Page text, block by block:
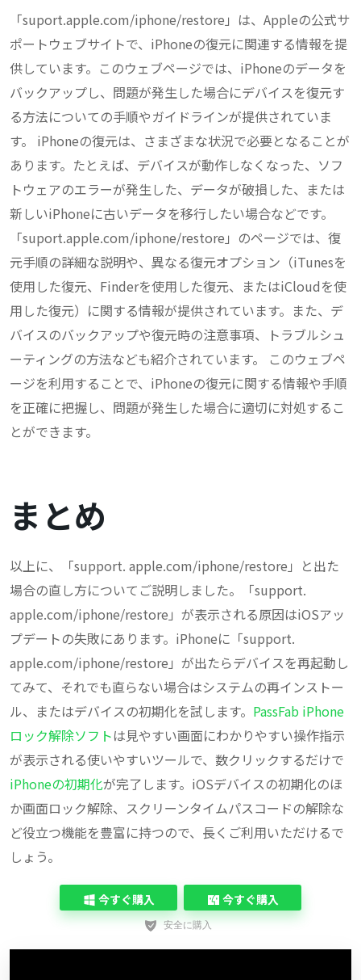
「suport.apple.com/iphone/restore」は、Appleの公式サ
ポートウェブサイトで、iPhoneの復元に関連する情報を提
供しています。このウェブページでは、iPhoneのデータを
バックアップし、問題が発生した場合にデバイスを復元す
る方法についての手順やガイドラインが提供されていま
す。 iPhoneの復元は、さまざまな状況で必要となることが
あります。たとえば、デバイスが動作しなくなった、ソフ
トウェアのエラーが発生した、データが破損した、または
新しいiPhoneに古いデータを移行したい場合などです。
「suport.apple.com/iphone/restore」のページでは、復
元手順の詳細な説明や、異なる復元オプション（iTunesを
使用した復元、Finderを使用した復元、またはiCloudを使
用した復元）に関する情報が提供されています。また、デ
バイスのバックアップや復元時の注意事項、トラブルシュ
ーティングの方法なども紹介されています。 このウェブペ
ージを利用することで、iPhoneの復元に関する情報や手順
を正確に把握し、問題が発生した場合に適切に対処するこ
とができます。
まとめ
以上に、「support. apple.com/iphone/restore」と出た
場合の直し方についてご説明しました。「support.
apple.com/iphone/restore」が表示される原因はiOSアッ
プデートの失敗にあります。iPhoneに「support.
apple.com/iphone/restore」が出たらデバイスを再起動し
てみて、それでも直らない場合はシステムの再インストー
ル、またはデバイスの初期化を試します。 PassFab iPhone
ロック解除ソフトは見やすい画面にわかりやすい操作指示
が表示される使いやすいツールで、数クリックするだけで
iPhoneの初期化が完了します。iOSデバイスの初期化のほ
か画面ロック解除、スクリーンタイムパスコードの解除な
ど役立つ機能を豊富に持つので、長くご利用いただけるで
しょう。
今すぐ購入 今すぐ購入